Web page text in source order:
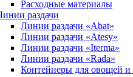
Расходные материалы
раздачи
Линии раздачи «Abat»
Линии раздачи «Atesy»
Линии раздачи «Iterma»
Линии раздачи «Rada»
Контейнеры для овощей